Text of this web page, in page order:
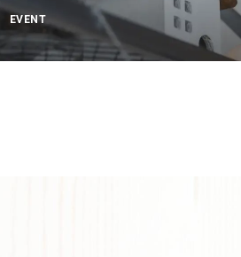
EVENT